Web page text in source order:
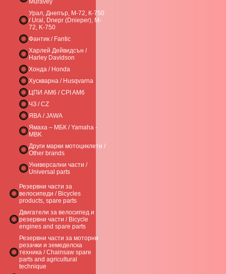
Muravey
Урал, Днепър, М-72, К-750
/ Ural, Dnepr (Dnieper), M-
72, K-750
Фантик / Fantic
Харлей Дейвидсън /
Harley Davidson
Хонда / Honda
Хускварна / Husqvarna
ЦПИ AM6 / CPI AM6
ЧЗ / CZ
ЯВА / JAWA
Ямаха – МБК / Yamaha -
MBK
Други марки мотоциклети /
Other brands
Универсални части /
Universal parts
Резервни части за
велосипеди / Bicycles
products, spare parts
Двигатели за велосипед и
резервни части / Bicycle
engines and spare parts
Резервни части за моторни
резачки и земеделска
техника / Chainsaw spare
parts and agricultural
technique